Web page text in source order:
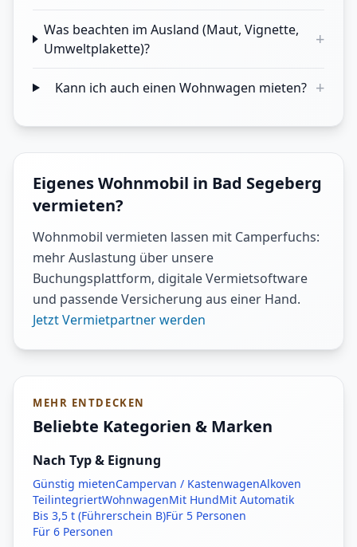
Was beachten im Ausland (Maut, Vignette,
Umweltplakette)?
+
Kann ich auch einen Wohnwagen mieten? +
Eigenes Wohnmobil in Bad Segeberg
vermieten?
Wohnmobil vermieten lassen mit Camperfuchs:
mehr Auslastung über unsere
Buchungsplattform, digitale Vermietsoftware
und passende Versicherung aus einer Hand.
Jetzt Vermietpartner werden
MEHR ENTDECKEN
Beliebte Kategorien & Marken
Nach Typ & Eignung
Günstig mietenCampervan / KastenwagenAlkoven
TeilintegriertWohnwagenMit HundMit Automatik
Bis 3,5 t (Führerschein B)Für 5 Personen
Für 6 Personen